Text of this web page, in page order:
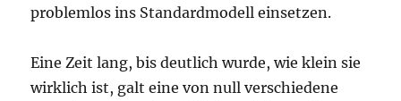
problemlos ins Standardmodell einsetzen.
Eine Zeit lang, bis deutlich wurde, wie klein sie
wirklich ist, galt eine von null verschiedene